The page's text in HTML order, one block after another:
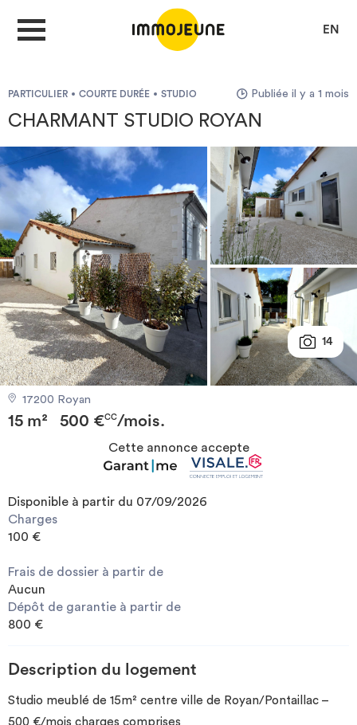
EN
DÉPOSER UNE ANNONCE
Je cherche un logement
Je propose un bien
Villes
Investir
Blog
PARTICULIER COURTE DURÉE STUDIO Publiée il y a 1 mois
CHARMANT STUDIO ROYAN
14
17200 Royan
15 m² 500 €CC/mois.
Cette annonce accepte
Disponible à partir du 07/09/2026
Charges
100 €
Frais de dossier à partir de
Aucun
Dépôt de garantie à partir de
800 €
Description du logement
Studio meublé de 15m² centre ville de Royan/Pontaillac –
500 €/mois charges comprises